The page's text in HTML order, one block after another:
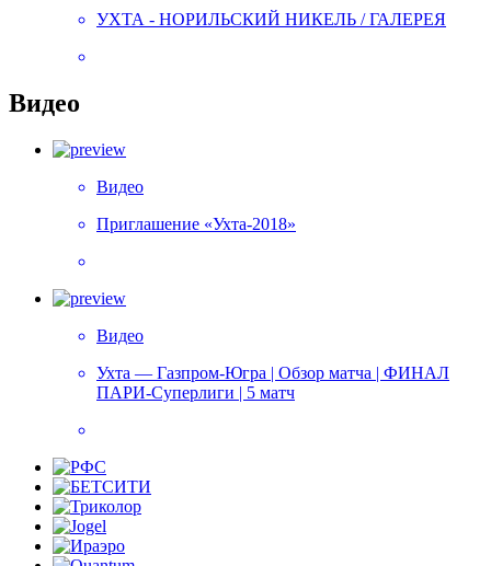
УХТА - НОРИЛЬСКИЙ НИКЕЛЬ / ГАЛЕРЕЯ
Видео
Видео
Приглашение «Ухта-2018»
Видео
Ухта — Газпром-Югра | Обзор матча | ФИНАЛ
ПАРИ-Суперлиги | 5 матч